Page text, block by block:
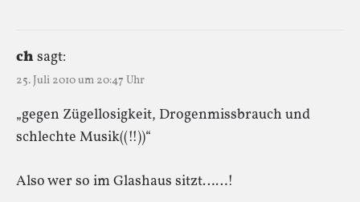
ch sagt:
25. Juli 2010 um 20:47 Uhr
„gegen Zügellosigkeit, Drogenmissbrauch und
schlechte Musik((!!))“
Also wer so im Glashaus sitzt……!